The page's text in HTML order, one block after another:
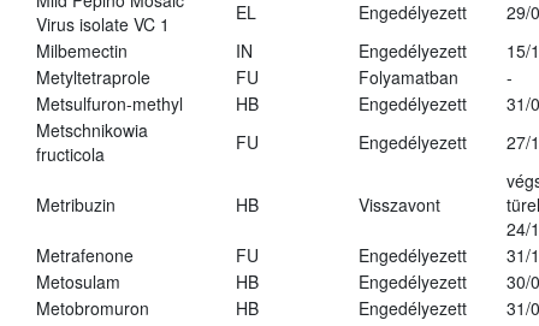
Virus isolate VC 1
EL Engedélyezett
29/
Milbemectin
IN Engedélyezett
15/
Metyltetraprole
FU Folyamatban
-
Metsulfuron-methyl
HB Engedélyezett
31/
Metschnikowia
fructicola
FU Engedélyezett 27/
Metribuzin HB Visszavont
24/
Metrafenone
FU Engedélyezett
31/
Metosulam
HB Engedélyezett
30/
Metobromuron
HB Engedélyezett
31/